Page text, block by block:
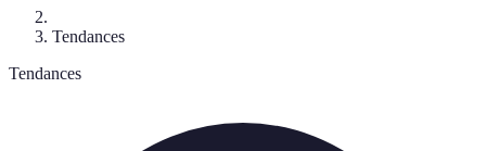
Tendances
Tendances